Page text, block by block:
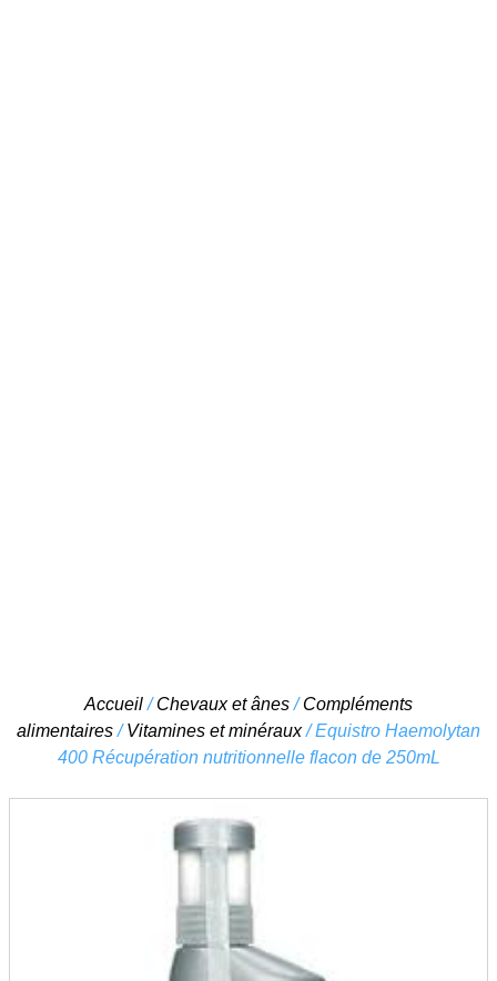
content
Accueil/Chevaux et ânes/Compléments
alimentaires/Vitamines et minéraux/ Equistro Haemolytan
400 Récupération nutritionnelle flacon de 250mL